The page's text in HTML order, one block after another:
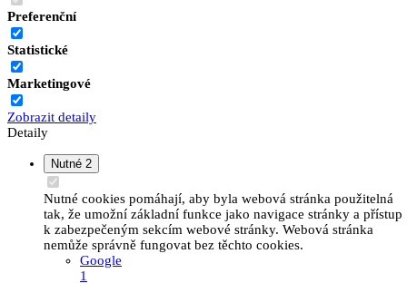
Preferenční
Statistické
Marketingové
Zobrazit detaily
Detaily
Nutné 2
Nutné cookies pomáhají, aby byla webová stránka použitelná
tak, že umožní základní funkce jako navigace stránky a přístup
k zabezpečeným sekcím webové stránky. Webová stránka
nemůže správně fungovat bez těchto cookies.
Google
1